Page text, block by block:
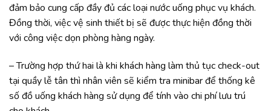
đảm bảo cung cấp đầy đủ các loại nước uống phục vụ khách.
Đồng thời, việc vệ sinh thiết bị sẽ được thực hiện đồng thời
với công việc dọn phòng hàng ngày.
– Trường hợp thứ hai là khi khách hàng làm thủ tục check-out
tại quầy lễ tân thì nhân viên sẽ kiểm tra minibar để thống kê
số đồ uống khách hàng sử dụng để tính vào chi phí lưu trú